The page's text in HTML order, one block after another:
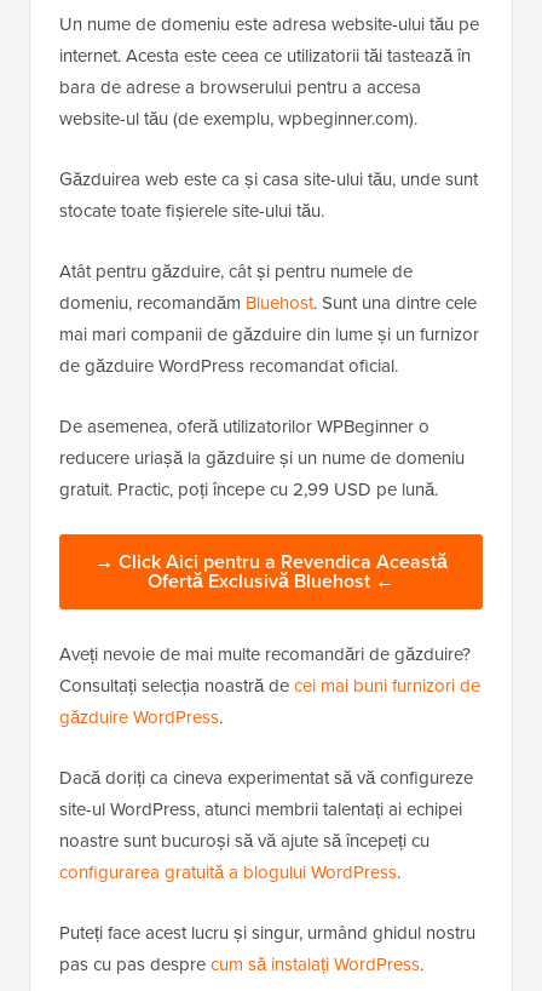
Un nume de domeniu este adresa website-ului tău pe
internet. Acesta este ceea ce utilizatorii tăi tastează în
bara de adrese a browserului pentru a accesa
website-ul tău (de exemplu, wpbeginner.com).
Găzduirea web este ca și casa site-ului tău, unde sunt
stocate toate fișierele site-ului tău.
Atât pentru găzduire, cât și pentru numele de
domeniu, recomandăm Bluehost. Sunt una dintre cele
mai mari companii de găzduire din lume și un furnizor
de găzduire WordPress recomandat oficial.
De asemenea, oferă utilizatorilor WPBeginner o
reducere uriașă la găzduire și un nume de domeniu
gratuit. Practic, poți începe cu 2,99 USD pe lună.
→ Click Aici pentru a Revendica Această
Ofertă Exclusivă Bluehost ←
Aveți nevoie de mai multe recomandări de găzduire?
Consultați selecția noastră decei mai buni furnizori de
găzduire WordPress.
Dacă doriți ca cineva experimentat să vă configureze
site-ul WordPress, atunci membrii talentați ai echipei
noastre sunt bucuroși să vă ajute să începeți cu
configurarea gratuită a blogului WordPress.
Puteți face acest lucru și singur, urmând ghidul nostru
pas cu pas desprecum să instalați WordPress.